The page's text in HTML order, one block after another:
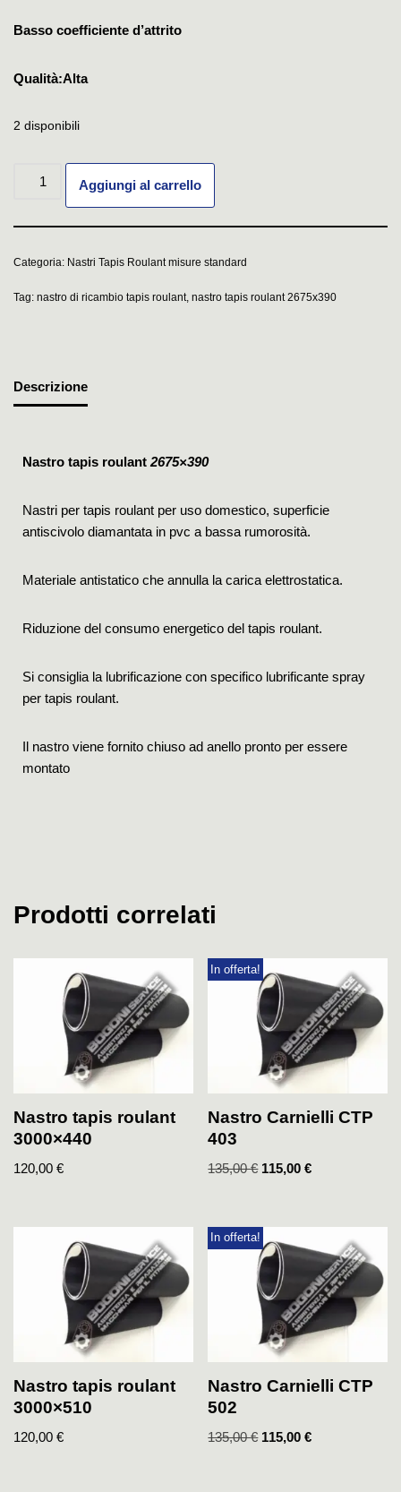
Basso coefficiente d’attrito
Qualità:Alta
2 disponibili
Aggiungi al carrello
Categoria: Nastri Tapis Roulant misure standard
Tag: nastro di ricambio tapis roulant, nastro tapis roulant 2675x390
Descrizione
Nastro tapis roulant 2675×390
Nastri per tapis roulant per uso domestico, superficie
antiscivolo diamantata in pvc a bassa rumorosità.
Materiale antistatico che annulla la carica elettrostatica.
Riduzione del consumo energetico del tapis roulant.
Si consiglia la lubrificazione con specifico lubrificante spray
per tapis roulant.
Il nastro viene fornito chiuso ad anello pronto per essere
montato
Prodotti correlati
Nastro tapis roulant
3000×440
120,00 €
In offerta!
Nastro Carnielli CTP
403
135,00€ 115,00€
Nastro tapis roulant
3000×510
120,00 €
In offerta!
Nastro Carnielli CTP
502
135,00€ 115,00€